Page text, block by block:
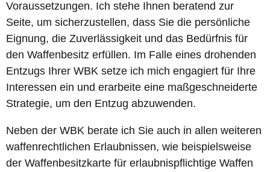
Voraussetzungen. Ich stehe Ihnen beratend zur
Seite, um sicherzustellen, dass Sie die persönliche
Eignung, die Zuverlässigkeit und das Bedürfnis für
den Waffenbesitz erfüllen. Im Falle eines drohenden
Entzugs Ihrer WBK setze ich mich engagiert für Ihre
Interessen ein und erarbeite eine maßgeschneiderte
Strategie, um den Entzug abzuwenden.
Neben der WBK berate ich Sie auch in allen weiteren
waffenrechtlichen Erlaubnissen, wie beispielsweise
der Waffenbesitzkarte für erlaubnispflichtige Waffen